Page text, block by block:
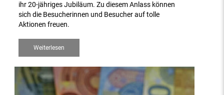
ihr 20-jähriges Jubiläum. Zu diesem Anlass können
sich die Besucherinnen und Besucher auf tolle
Aktionen freuen.
Weiterlesen